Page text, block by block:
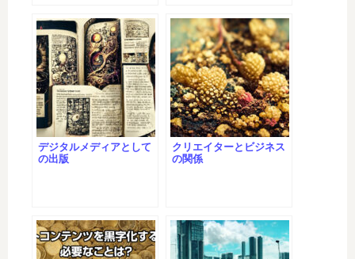
デジタルメディアとして
の出版
クリエイターとビジネス
の関係